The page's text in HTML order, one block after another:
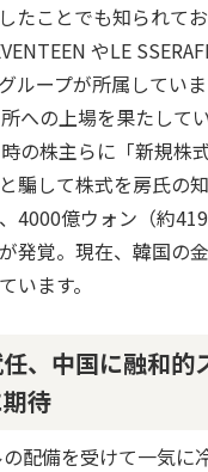
たことでも知られて
やLE
ループが所属してい
への上場を果たして
の株主らに「新規株
騙して株式を房氏の
4000億ウォン（約
発覚。現在、韓国の
います。
、中国に融和的
待
配備を受けて一気に